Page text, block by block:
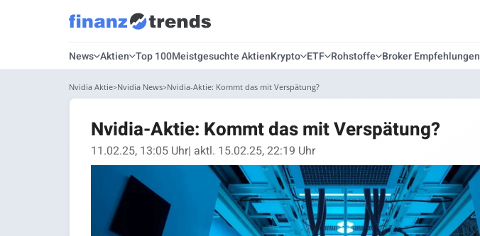
News Aktien Top 100Meistgesuchte AktienKrypto ETF Rohstoffe Broker Empfehlungen
Nvidia Aktie Nvidia News Nvidia-Aktie: Kommt das mit Verspätung?
Nvidia-Aktie: Kommt das mit Verspätung?
11.02.25, 13:05 Uhr| aktl. 15.02.25, 22:19 Uhr